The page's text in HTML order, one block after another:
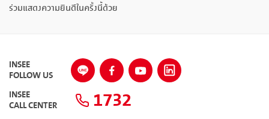
ร่วมแสดงความยินดีในครั้งนี้ด้วย
INSEE
FOLLOW US
INSEE
CALL CENTER 1732